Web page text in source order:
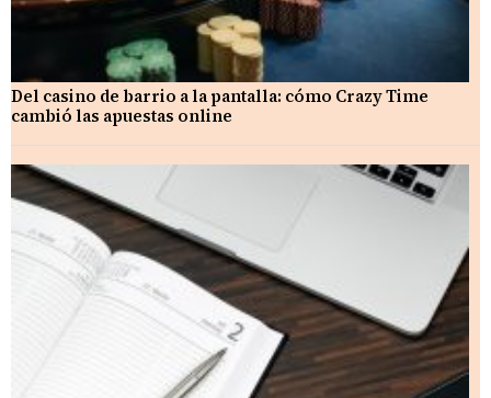
Del casino de barrio a la pantalla: cómo Crazy Time
cambió las apuestas online